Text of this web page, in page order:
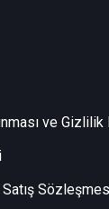
ve Gizlilik